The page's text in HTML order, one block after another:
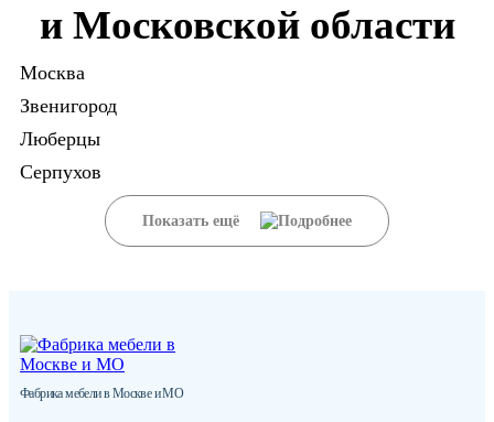
и Московской области
Москва
Звенигород
Люберцы
Серпухов
Показать ещё
Фабрика мебели в Москве и МО